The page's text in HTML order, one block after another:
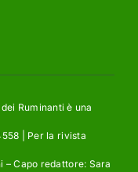
Ruminanti è una
| Per la rivista
– Capo redattore: Sara